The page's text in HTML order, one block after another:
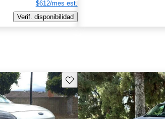
$612/mes est.
Verif. disponibilidad
Guarda este Aviso